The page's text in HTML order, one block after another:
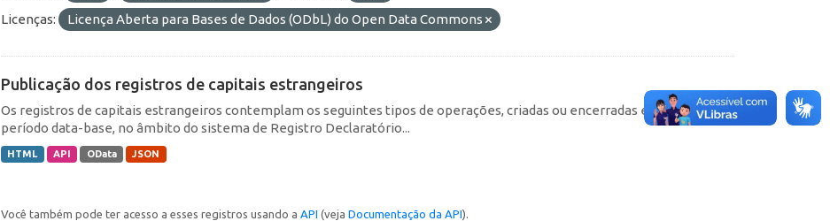
Licenças:
Licença Aberta para Bases de Dados (ODbL) do Open Data Commons
Publicação dos registros de capitais estrangeiros
Os registros de capitais estrangeiros contemplam os seguintes tipos de operações, criadas ou encerradas em cada
período data-base, no âmbito do sistema de Registro Declaratório...
HTML API OData JSON
Você também pode ter acesso a esses registros usando a API (veja Documentação da API).